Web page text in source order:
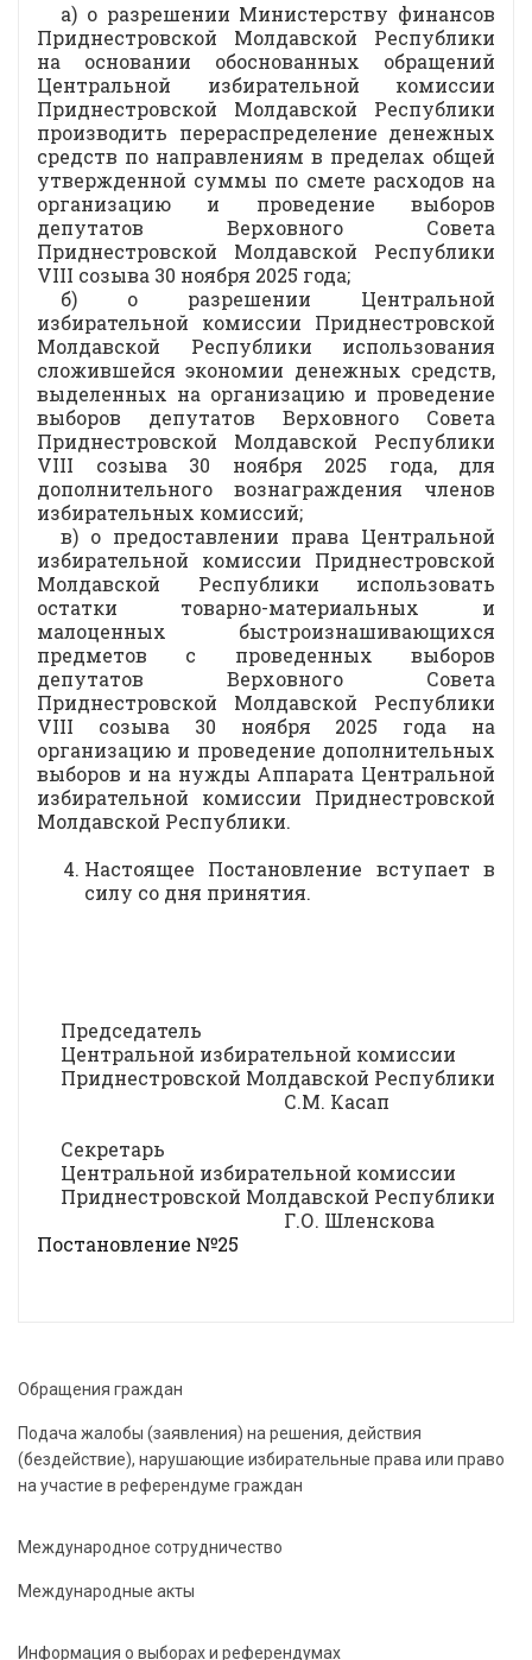
а) о разрешении Министерству финансов
Приднестровской Молдавской Республики
на основании обоснованных обращений
Центральной избирательной комиссии
Приднестровской Молдавской Республики
производить перераспределение денежных
средств по направлениям в пределах общей
утвержденной суммы по смете расходов на
организацию и проведение выборов
депутатов Верховного Совета
Приднестровской Молдавской Республики
VIII созыва 30 ноября 2025 года;
б) о разрешении Центральной
избирательной комиссии Приднестровской
Молдавской Республики использования
сложившейся экономии денежных средств,
выделенных на организацию и проведение
выборов депутатов Верховного Совета
Приднестровской Молдавской Республики
VIII созыва 30 ноября 2025 года, для
дополнительного вознаграждения членов
избирательных комиссий;
в) о предоставлении права Центральной
избирательной комиссии Приднестровской
Молдавской Республики использовать
остатки товарно-материальных и
малоценных быстроизнашивающихся
предметов с проведенных выборов
депутатов Верховного Совета
Приднестровской Молдавской Республики
VIII созыва 30 ноября 2025 года на
организацию и проведение дополнительных
выборов и на нужды Аппарата Центральной
избирательной комиссии Приднестровской
Молдавской Республики.
Настоящее Постановление вступает в
силу со дня принятия.
Председатель
Центральной избирательной комиссии
Приднестровской Молдавской Республики
С.М. Касап
Секретарь
Центральной избирательной комиссии
Приднестровской Молдавской Республики
Г.О. Шленскова
Постановление №25
Обращения граждан
Подача жалобы (заявления) на решения, действия
(бездействие), нарушающие избирательные права или право
на участие в референдуме граждан
Международное сотрудничество
Международные акты
Информация о выборах и референдумах